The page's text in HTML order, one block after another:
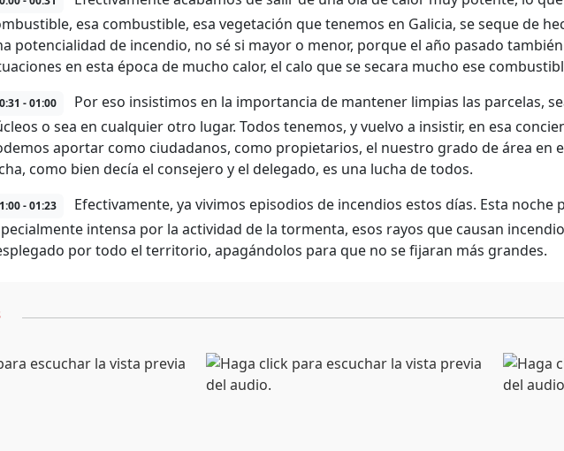
esa combustible, esa vegetación que tenemos en Galicia, se seque de
potencialidad de incendio, no sé si mayor o menor, porque el año pasado
en esta época de mucho calor, el calo que se secara mucho ese
- 01:00
Por eso insistimos en la importancia de mantener limpias las parcelas,
o sea en cualquier otro lugar. Todos tenemos, y vuelvo a insistir, en esa
aportar como ciudadanos, como propietarios, el nuestro grado de área en
como bien decía el consejero y el delegado, es una lucha de todos.
- 01:23
Efectivamente, ya vivimos episodios de incendios estos días. Esta noche
intensa por la actividad de la tormenta, esos rayos que causan
por todo el territorio, apagándolos para que no se fijaran más grandes.